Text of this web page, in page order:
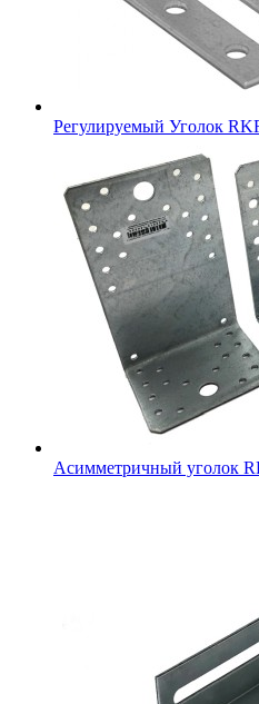
Регулируемый Уголок
Асимметричный уголок